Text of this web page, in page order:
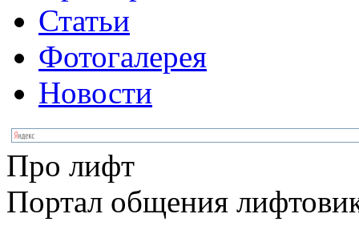
Статьи
Фотогалерея
Новости
Про лифт
Портал общения